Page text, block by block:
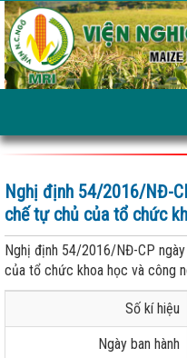
Nghị định 54/2016/NĐ-
chế tự chủ của tổ chức
Nghị định 54/2016/NĐ-CP
của tổ chức khoa học và công
Số kí hiệu
Ngày ban hành